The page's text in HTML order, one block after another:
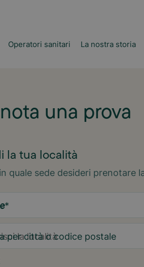
Operatori sanitari La nostra storia
una prova
la tua località
quale sede desideri prenotare
*
per città o codice postale